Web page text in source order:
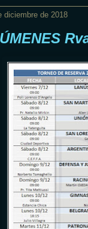
diciembre de 2018